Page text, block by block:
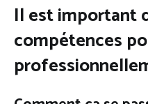
Il est important
compétences